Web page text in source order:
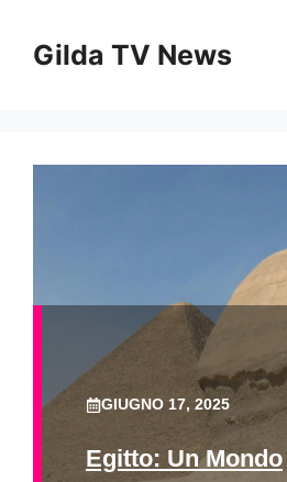
contenuto
Gilda TV News
GIUGNO 17, 2025
Egitto: Un Mondo